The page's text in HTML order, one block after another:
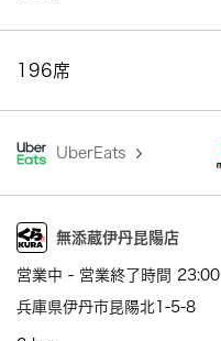
196席
UberEats
無添蔵伊丹昆陽店
営業中 - 営業終了時間 23:00
兵庫県伊丹市昆陽北1-5-8